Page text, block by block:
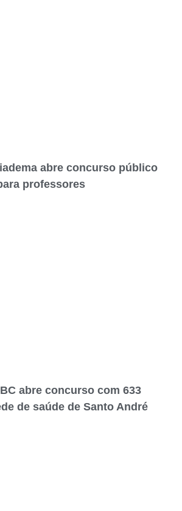
abre concurso público
professores
abre concurso com 633
de saúde de Santo André